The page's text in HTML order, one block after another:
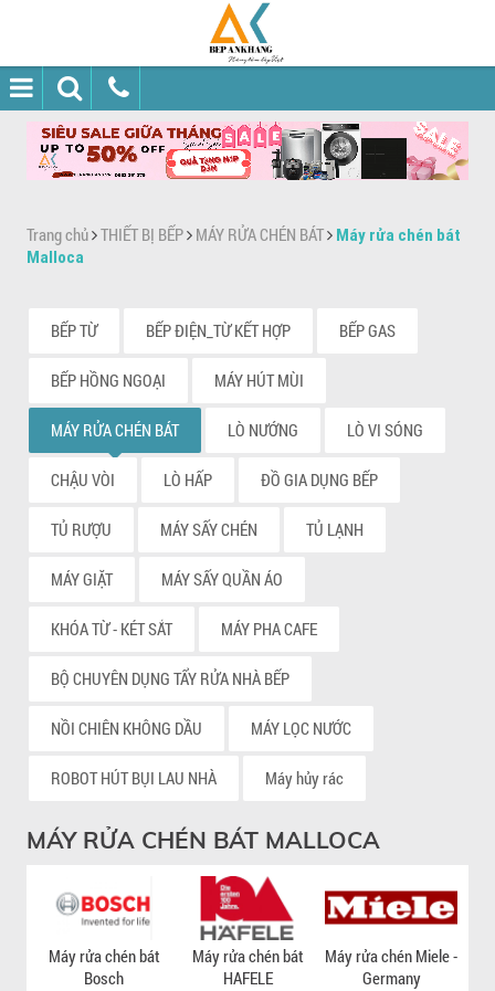
Trang chủ THIẾT BỊ BẾP MÁY RỬA CHÉN BÁT
Máy rửa chén bát
Malloca
BẾP TỪ BẾP ĐIỆN_TỪ KẾT HỢP BẾP GAS
BẾP HỒNG NGOẠI MÁY HÚT MÙI
MÁY RỬA CHÉN BÁT LÒ NƯỚNG LÒ VI SÓNG
CHẬU VÒI LÒ HẤP ĐỒ GIA DỤNG BẾP
TỦ RƯỢU MÁY SẤY CHÉN TỦ LẠNH
MÁY GIẶT MÁY SẤY QUẦN ÁO
KHÓA TỪ - KÉT SẮT MÁY PHA CAFE
BỘ CHUYÊN DỤNG TẨY RỬA NHÀ BẾP
NỒI CHIÊN KHÔNG DẦU MÁY LỌC NƯỚC
ROBOT HÚT BỤI LAU NHÀ Máy hủy rác
MÁY RỬA CHÉN BÁT MALLOCA
Máy rửa chén bát
Bosch
Máy rửa chén bát
HAFELE
Máy rửa chén Miele -
Germany